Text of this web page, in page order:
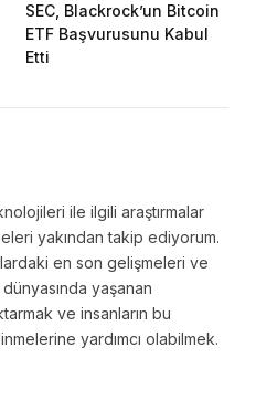
SEC, Blackrock’un Bitcoin
ETF Başvurusunu Kabul
Etti
ile ilgili araştırmalar
yakından takip ediyorum.
en son gelişmeleri ve
yaşanan
ve insanların bu
yardımcı olabilmek.